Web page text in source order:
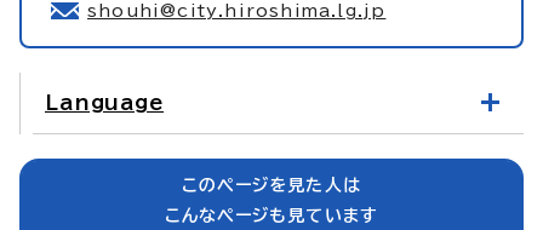
shouhi@city.hiroshima.lg.jp
Language
このページを見た人は
こんなページも見ています